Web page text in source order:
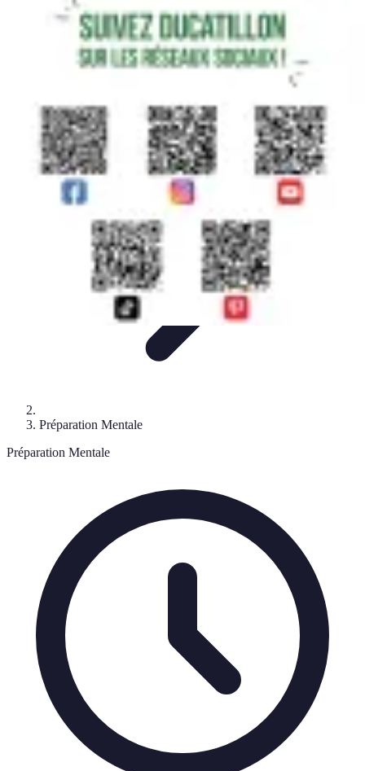
Courses Rapides
Analyse de PerformanceOptimisation des
PerformanceConseils Entraînement
Préparation Mentale
Préparation Mentale